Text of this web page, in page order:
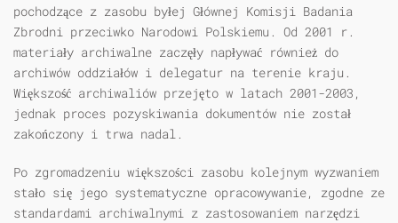
pochodzące z zasobu byłej Głównej Komisji Badania
Zbrodni przeciwko Narodowi Polskiemu. Od 2001 r.
materiały archiwalne zaczęły napływać również do
archiwów oddziałów i delegatur na terenie kraju.
Większość archiwaliów przejęto w latach 2001-2003,
jednak proces pozyskiwania dokumentów nie został
zakończony i trwa nadal.
Po zgromadzeniu większości zasobu kolejnym wyzwaniem
stało się jego systematyczne opracowywanie, zgodne ze
standardami archiwalnymi z zastosowaniem narzędzi